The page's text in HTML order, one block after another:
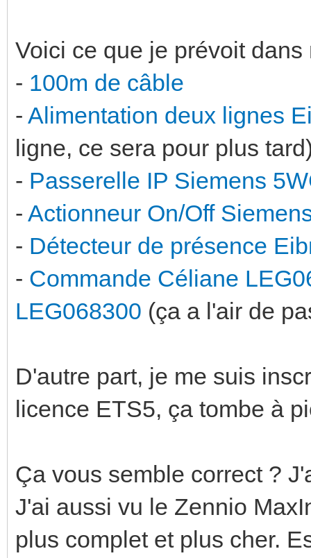
Voici ce que je prévoit
- 100m de câble
- Alimentation deux lignes
ligne, ce sera pour plus
- Passerelle IP Siemens
- Actionneur On/Off
- Détecteur de présence
- Commande Céliane
LEG068300 (ça a l'air de
D'autre part, je me suis
licence ETS5, ça tombe à
Ça vous semble correct ?
J'ai aussi vu le Zennio
plus complet et plus cher.